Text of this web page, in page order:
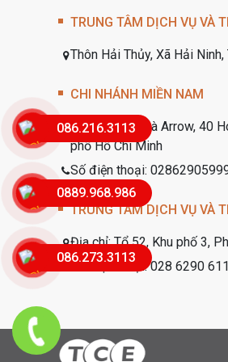
086.216.3113
0889.968.986
086.273.3113
TRUNG TÂM DỊCH VỤ VÀ
Thôn Hải Thủy, Xã Hải
CHI NHÁNH MIỀN NAM
Tầng 2, Tòa nhà Arrow, 40
phố Hồ Chí Minh
Số điện thoại:
TRUNG TÂM DỊCH VỤ VÀ
Địa chỉ:Tổ 52, Khu phố 3,
Số điện thoại:028 6290